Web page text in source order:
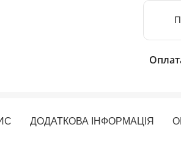
ДОДАТКОВА ІНФОРМАЦІЯ